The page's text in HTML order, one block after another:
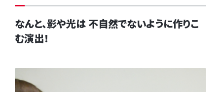
なんと、影や光は 不自然でないように作りこ
む演出！